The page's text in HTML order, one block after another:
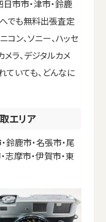
市市・津市・鈴鹿
でも無料出張査定
コン、ソニー、ハッセ
メラ、デジタルカメ
ていても、どんなに
エリア
鈴鹿市・名張市・尾
志摩市・伊賀市・東